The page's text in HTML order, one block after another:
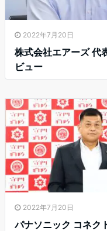
2022年7月20日
株式会社エアーズ 代
ビュー
2022年7月20日
パナソニック コネク